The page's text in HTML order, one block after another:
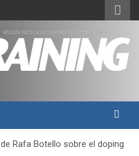
deporte
Rafa Botello sobre el doping